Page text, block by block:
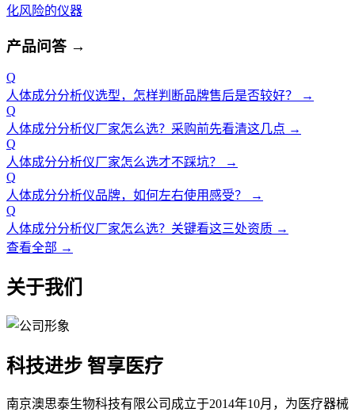
化风险的仪器
产品问答 →
Q
人体成分分析仪选型，怎样判断品牌售后是否较好？
→
Q
人体成分分析仪厂家怎么选？采购前先看清这几点 →
Q
人体成分分析仪厂家怎么选才不踩坑？
→
Q
人体成分分析仪品牌，如何左右使用感受？
→
Q
人体成分分析仪厂家怎么选？关键看这三处资质 →
查看全部 →
关于我们
科技进步 智享医疗
南京澳思泰生物科技有限公司成立于2014年10月，为医疗器械